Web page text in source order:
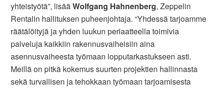
yhteistyötä”, lisääWolfgang Hahnenberg, Zeppelin
Rentalin hallituksen puheenjohtaja. “Yhdessä tarjoamme
räätälöityjä ja yhden luukun periaatteella toimivia
palveluja kaikkiin rakennusvaiheisiin aina
asennusvaiheesta työmaan lopputarkastukseen asti.
Meillä on pitkä kokemus suurten projektien hallinnasta
sekä turvallisen ja tehokkaan työmaan tarjoamisesta